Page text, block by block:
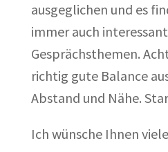
ausgeglichen und es
immer auch
Gesprächsthemen.
richtig gute Balance
Abstand und Nähe.
Ich wünsche Ihnen